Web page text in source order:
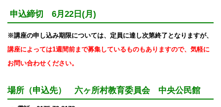
申込締切 6月22日(月)
※講座の申し込み期限については、定員に達し次第終了となりますが、
講座によっては1週間前まで募集しているものもありますので、 気軽に
お問い合わせください。
場所（申込先） 六ヶ所村教育委員会 中央公民館